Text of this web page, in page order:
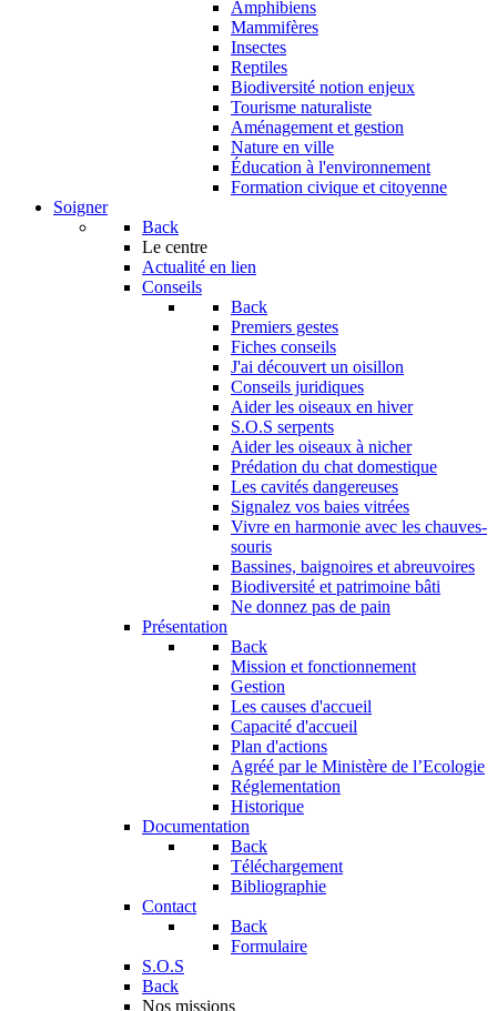
Amphibiens
Mammifères
Insectes
Reptiles
Biodiversité notion enjeux
Tourisme naturaliste
Aménagement et gestion
Nature en ville
Éducation à l'environnement
Formation civique et citoyenne
Soigner
Back
Le centre
Actualité en lien
Conseils
Back
Premiers gestes
Fiches conseils
J'ai découvert un oisillon
Conseils juridiques
Aider les oiseaux en hiver
S.O.S serpents
Aider les oiseaux à nicher
Prédation du chat domestique
Les cavités dangereuses
Signalez vos baies vitrées
Vivre en harmonie avec les chauves-
souris
Bassines, baignoires et abreuvoires
Biodiversité et patrimoine bâti
Ne donnez pas de pain
Présentation
Back
Mission et fonctionnement
Gestion
Les causes d'accueil
Capacité d'accueil
Plan d'actions
Agréé par le Ministère de l’Ecologie
Réglementation
Historique
Documentation
Back
Téléchargement
Bibliographie
Contact
Back
Formulaire
S.O.S
Back
Nos missions